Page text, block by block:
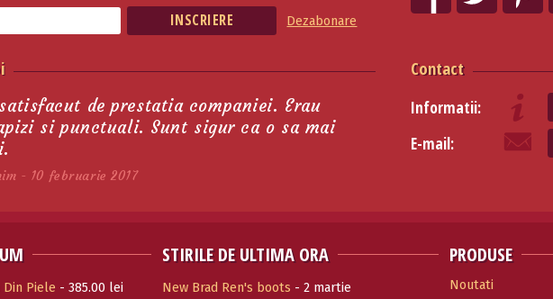
Dezabonare
Contact
Informatii:
E-mail:
de prestatia companiei. Erau
si punctuali. Sunt sigur ca o sa mai
- 10 februarie 2017
Din Piele - 385.00 lei
STIRILE DE ULTIMA ORA
New Brad Ren's boots - 2 martie
PRODUSE
Noutati